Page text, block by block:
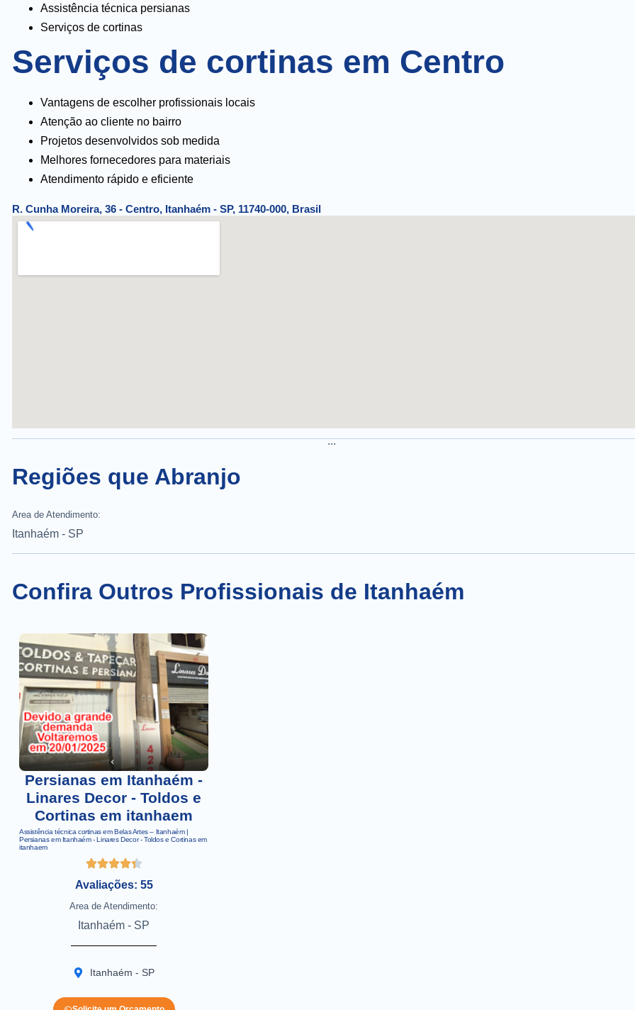
Assistência técnica persianas
Serviços de cortinas
Serviços de cortinas em Centro
Vantagens de escolher profissionais locais
Atenção ao cliente no bairro
Projetos desenvolvidos sob medida
Melhores fornecedores para materiais
Atendimento rápido e eficiente
R. Cunha Moreira, 36 - Centro, Itanhaém - SP, 11740-000, Brasil
...
Regiões que Abranjo
Area de Atendimento:
Itanhaém - SP
Confira Outros Profissionais de Itanhaém
Persianas em Itanhaém -
Linares Decor - Toldos e
Cortinas em itanhaem
Assistência técnica cortinas em Belas Artes – Itanhaém |
Persianas em Itanhaém - Linares Decor - Toldos e Cortinas em
itanhaem
Avaliações: 55
Area de Atendimento:
Itanhaém - SP
Itanhaém - SP